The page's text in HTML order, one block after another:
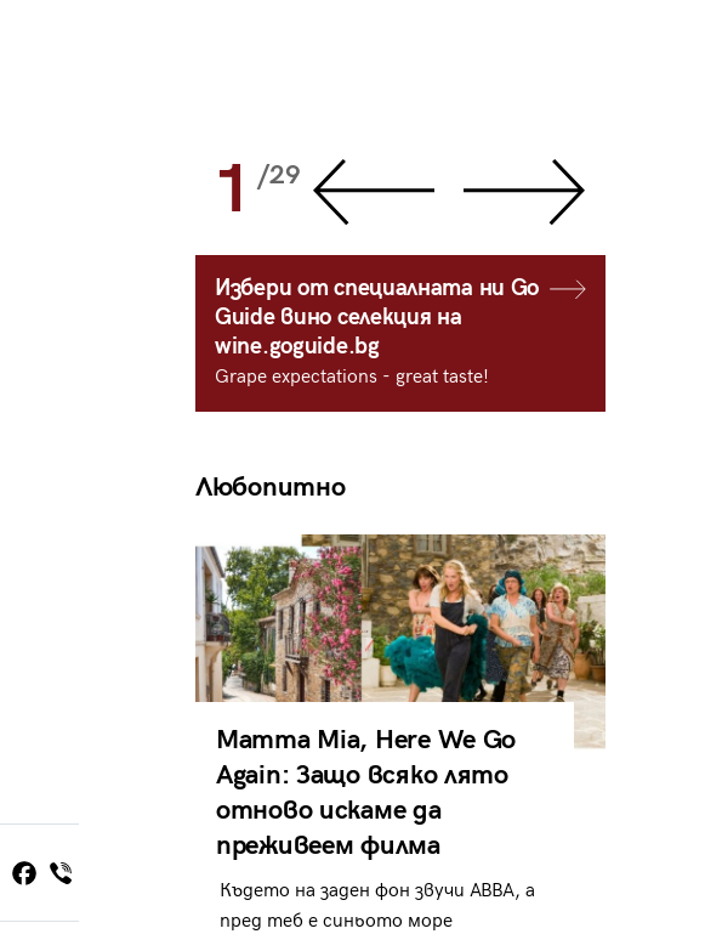
1 /29
Избери от специалната ни Go
Guide вино селекция на
wine.goguide.bg
Grape expectations - great taste!
Любопитно
Mamma Mia, Here We Go
Again: Защо всяко лято
отново искаме да
преживеем филма
Където на заден фон звучи ABBA, а
пред теб е синьото море